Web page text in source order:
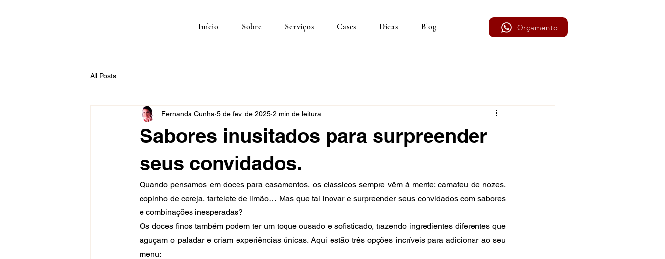
Início Sobre Serviços Cases Dicas Blog Orçamento
All Posts
Sabores inusitados para surpreender
seus convidados.
Fernanda Cunha 5 de fev. de 2025 2 min de leitura
Quando pensamos em doces para casamentos, os clássicos sempre vêm à mente: camafeu de nozes,
copinho de cereja, tartelete de limão… Mas que tal inovar e surpreender seus convidados com sabores
e combinações inesperadas?
Os doces finos também podem ter um toque ousado e sofisticado, trazendo ingredientes diferentes que
aguçam o paladar e criam experiências únicas. Aqui estão três opções incríveis para adicionar ao seu
menu: